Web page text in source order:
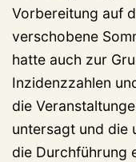
Vorbereitung auf
verschobene
hatte auch zur
Inzidenzzahlen
die
untersagt und die
die Durchführung